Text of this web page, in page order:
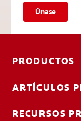
Únase
PRODUCTOS
ARTÍCULOS
RECURSOS